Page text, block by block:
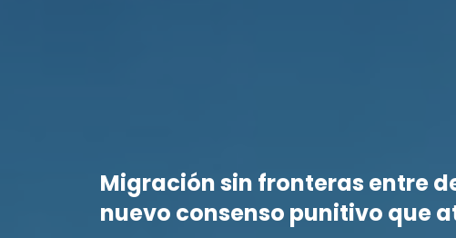
Migración sin fronteras entre
nuevo consenso punitivo que